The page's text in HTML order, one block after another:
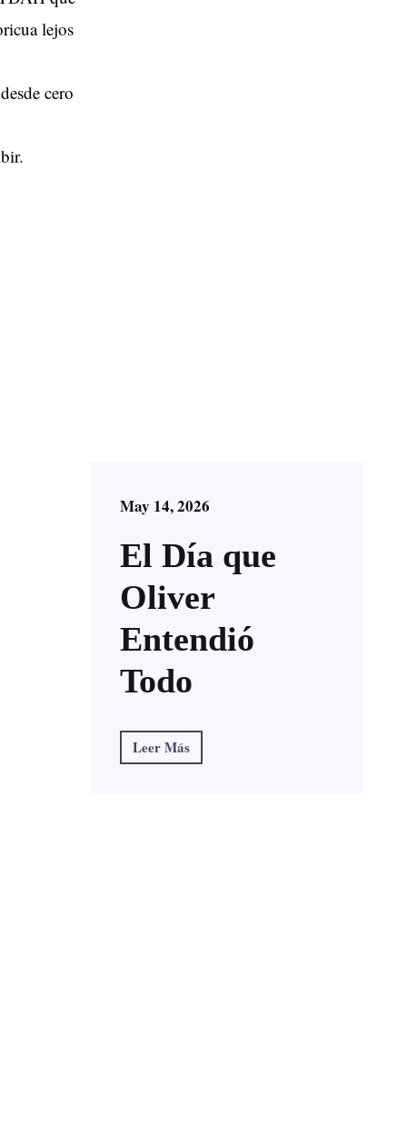
lejos
cero
May 14, 2026
El Día que
Oliver
Entendió
Todo
Leer Más